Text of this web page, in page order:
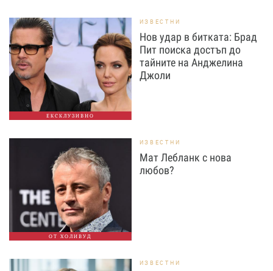
ЕКСКЛУЗИВНО
ИЗВЕСТНИ
Нов удар в битката: Брад
Пит поиска достъп до
тайните на Анджелина
Джоли
ОТ ХОЛИВУД
ИЗВЕСТНИ
Мат Лебланк с нова
любов?
ИЗВЕСТНИ